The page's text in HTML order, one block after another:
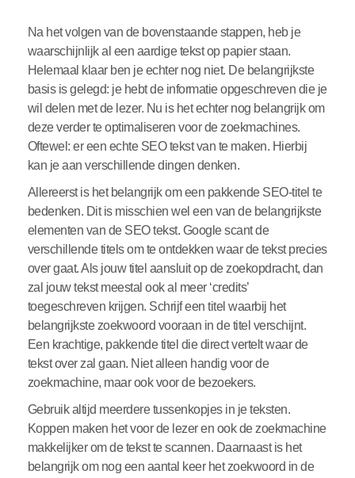
Na het volgen van de bovenstaande stappen, heb je
waarschijnlijk al een aardige tekst op papier staan.
Helemaal klaar ben je echter nog niet. De belangrijkste
basis is gelegd: je hebt de informatie opgeschreven die je
wil delen met de lezer. Nu is het echter nog belangrijk om
deze verder te optimaliseren voor de zoekmachines.
Oftewel: er een echte SEO tekst van te maken. Hierbij
kan je aan verschillende dingen denken.
Allereerst is het belangrijk om een pakkende SEO-titel te
bedenken. Dit is misschien wel een van de belangrijkste
elementen van de SEO tekst. Google scant de
verschillende titels om te ontdekken waar de tekst precies
over gaat. Als jouw titel aansluit op de zoekopdracht, dan
zal jouw tekst meestal ook al meer ‘credits’
toegeschreven krijgen. Schrijf een titel waarbij het
belangrijkste zoekwoord vooraan in de titel verschijnt.
Een krachtige, pakkende titel die direct vertelt waar de
tekst over zal gaan. Niet alleen handig voor de
zoekmachine, maar ook voor de bezoekers.
Gebruik altijd meerdere tussenkopjes in je teksten.
Koppen maken het voor de lezer en ook de zoekmachine
makkelijker om de tekst te scannen. Daarnaast is het
belangrijk om nog een aantal keer het zoekwoord in de